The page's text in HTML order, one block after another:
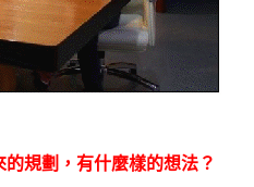
規劃，有什麼樣的想法？